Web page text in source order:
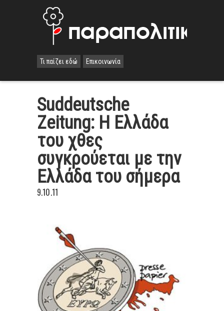
Τι παίζει εδώ Επικοινωνία
Suddeutsche
Zeitung: Η Ελλάδα
του χθες
συγκρούεται με την
Ελλάδα του σήμερα
9.10.11